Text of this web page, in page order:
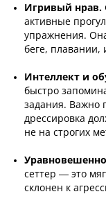
Игривый нрав.
активные
упражнения.
беге, плавании,
Интеллект и
быстро
задания. Важно
дрессировка
не на строгих
сеттер — это
склонен к